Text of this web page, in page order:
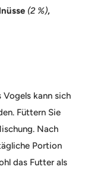
(2 %),
kann sich
Füttern Sie
Nach
Portion
das Futter als